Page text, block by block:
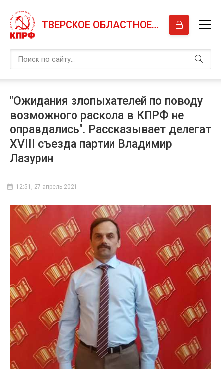
ТВЕРСКОЕ ОБЛАСТНОЕ ОТДЕЛЕНИЕ КПРФ
"Ожидания злопыхателей по поводу
возможного раскола в КПРФ не
оправдались". Рассказывает делегат
XVIII съезда партии Владимир
Лазурин
12:51, 27 апрель 2021